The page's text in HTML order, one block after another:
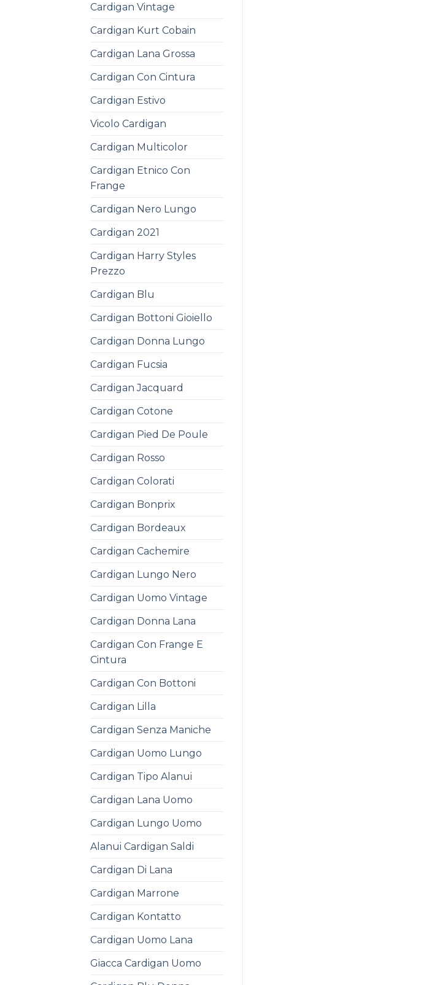
Cardigan Vintage
Cardigan Kurt Cobain
Cardigan Lana Grossa
Cardigan Con Cintura
Cardigan Estivo
Vicolo Cardigan
Cardigan Multicolor
Cardigan Etnico Con
Frange
Cardigan Nero Lungo
Cardigan 2021
Cardigan Harry Styles
Prezzo
Cardigan Blu
Cardigan Bottoni Gioiello
Cardigan Donna Lungo
Cardigan Fucsia
Cardigan Jacquard
Cardigan Cotone
Cardigan Pied De Poule
Cardigan Rosso
Cardigan Colorati
Cardigan Bonprix
Cardigan Bordeaux
Cardigan Cachemire
Cardigan Lungo Nero
Cardigan Uomo Vintage
Cardigan Donna Lana
Cardigan Con Frange E
Cintura
Cardigan Con Bottoni
Cardigan Lilla
Cardigan Senza Maniche
Cardigan Uomo Lungo
Cardigan Tipo Alanui
Cardigan Lana Uomo
Cardigan Lungo Uomo
Alanui Cardigan Saldi
Cardigan Di Lana
Cardigan Marrone
Cardigan Kontatto
Cardigan Uomo Lana
Giacca Cardigan Uomo